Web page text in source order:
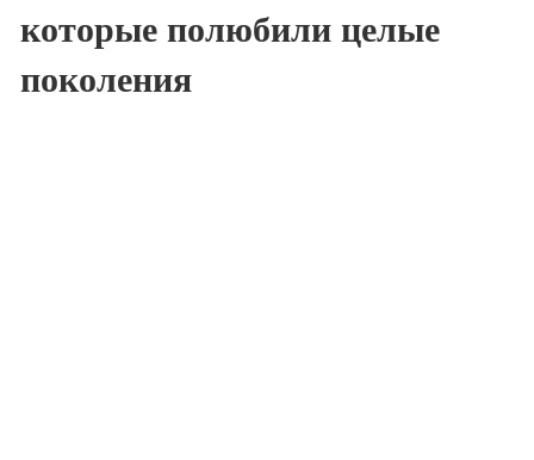
которые полюбили целые
поколения